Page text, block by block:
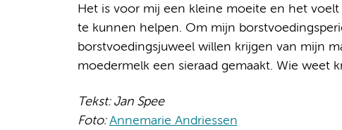
Het is voor mij een kleine moeite en het
te kunnen helpen. Om mijn
borstvoedingsjuweel willen krijgen van mijn
moedermelk een sieraad gemaakt. Wie weet
Tekst: Jan Spee
Foto:Annemarie Andriessen